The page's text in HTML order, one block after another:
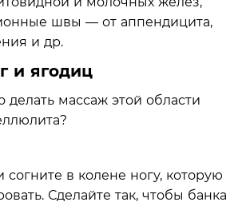
швы — от аппендицита,
и др.
и ягодиц
делать массаж этой области
согните в колене ногу, которую
Сделайте так, чтобы банка